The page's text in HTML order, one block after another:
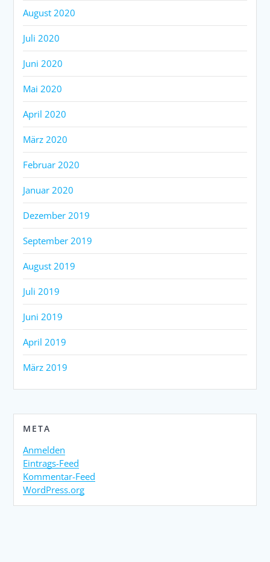
August 2020
Juli 2020
Juni 2020
Mai 2020
April 2020
März 2020
Februar 2020
Januar 2020
Dezember 2019
September 2019
August 2019
Juli 2019
Juni 2019
April 2019
März 2019
META
Anmelden
Eintrags-Feed
Kommentar-Feed
WordPress.org